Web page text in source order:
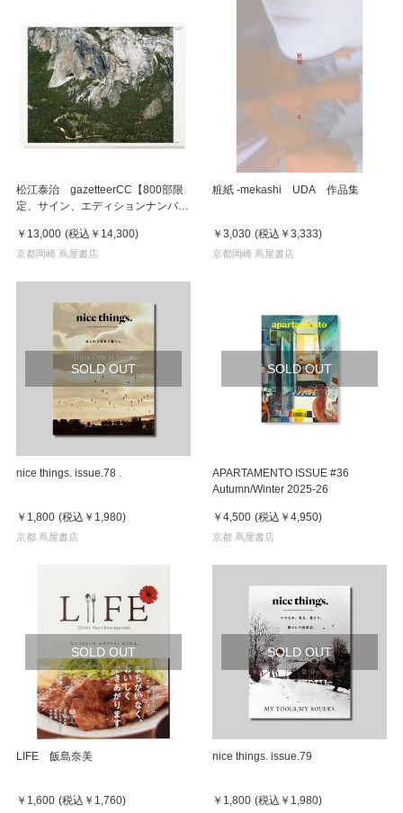
松江泰治 gazetteerCC【800部限
定、サイン、エディションナンバー
￥13,000 (税込 ￥14,300)
京都岡崎 蔦屋書店
粧紙 -mekashi UDA 作品集
￥3,030 (税込 ￥3,333)
京都岡崎 蔦屋書店
SOLD OUT
nice things. issue.78 .
￥1,800 (税込 ￥1,980)
京都 蔦屋書店
SOLD OUT
APARTAMENTO ISSUE #36
Autumn/Winter 2025-26
￥4,500 (税込 ￥4,950)
京都 蔦屋書店
SOLD OUT
LIFE 飯島奈美
￥1,600 (税込 ￥1,760)
SOLD OUT
nice things. issue.79
￥1,800 (税込 ￥1,980)